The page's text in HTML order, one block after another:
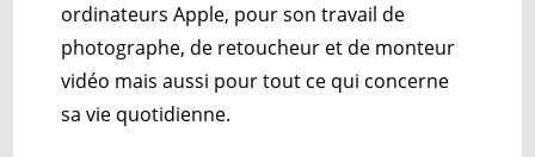
ordinateurs Apple, pour son travail de
photographe, de retoucheur et de monteur
vidéo mais aussi pour tout ce qui concerne
sa vie quotidienne.